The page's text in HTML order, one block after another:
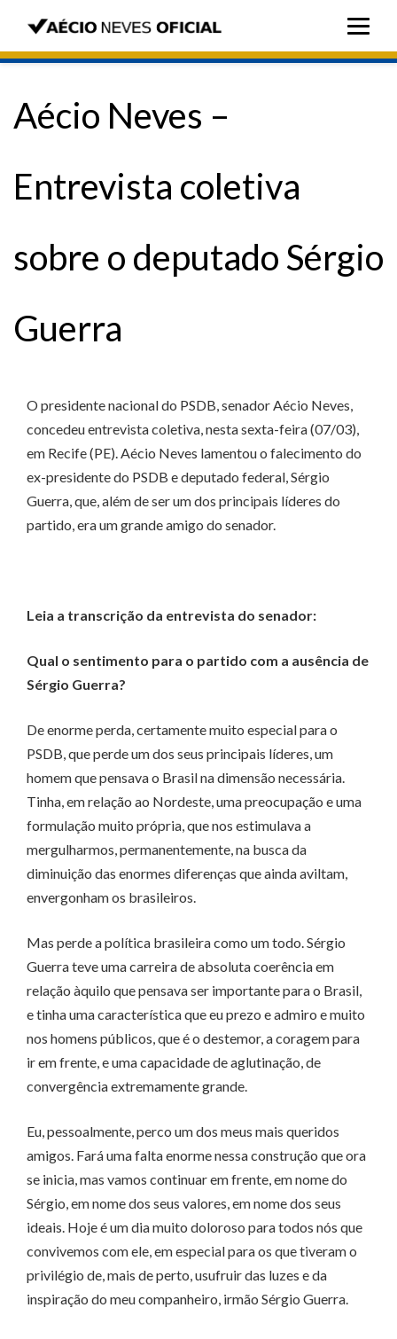
Aécio Neves –
Entrevista coletiva
sobre o deputado Sérgio
Guerra
O presidente nacional do PSDB, senador Aécio Neves,
concedeu entrevista coletiva, nesta sexta-feira (07/03),
em Recife (PE). Aécio Neves lamentou o falecimento do
ex-presidente do PSDB e deputado federal, Sérgio
Guerra, que, além de ser um dos principais líderes do
partido, era um grande amigo do senador.
Leia a transcrição da entrevista do senador:
Qual o sentimento para o partido com a ausência de
Sérgio Guerra?
De enorme perda, certamente muito especial para o
PSDB, que perde um dos seus principais líderes, um
homem que pensava o Brasil na dimensão necessária.
Tinha, em relação ao Nordeste, uma preocupação e uma
formulação muito própria, que nos estimulava a
mergulharmos, permanentemente, na busca da
diminuição das enormes diferenças que ainda aviltam,
envergonham os brasileiros.
Mas perde a política brasileira como um todo. Sérgio
Guerra teve uma carreira de absoluta coerência em
relação àquilo que pensava ser importante para o Brasil,
e tinha uma característica que eu prezo e admiro e muito
nos homens públicos, que é o destemor, a coragem para
ir em frente, e uma capacidade de aglutinação, de
convergência extremamente grande.
Eu, pessoalmente, perco um dos meus mais queridos
amigos. Fará uma falta enorme nessa construção que ora
se inicia, mas vamos continuar em frente, em nome do
Sérgio, em nome dos seus valores, em nome dos seus
ideais. Hoje é um dia muito doloroso para todos nós que
convivemos com ele, em especial para os que tiveram o
privilégio de, mais de perto, usufruir das luzes e da
inspiração do meu companheiro, irmão Sérgio Guerra.